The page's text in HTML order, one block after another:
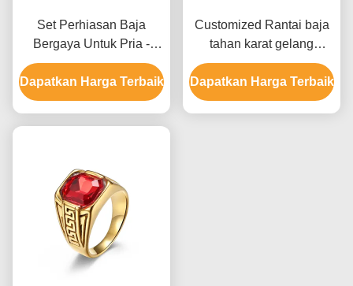
Set Perhiasan Baja
Bergaya Untuk Pria -
Cincin Perkawinan dan
Gelang dengan Kemasan
Khusus
Dapatkan Harga Terbaik
Customized Rantai baja
tahan karat gelang
Perhiasan Pria Carbon
Fiber gelang
Dapatkan Harga Terbaik